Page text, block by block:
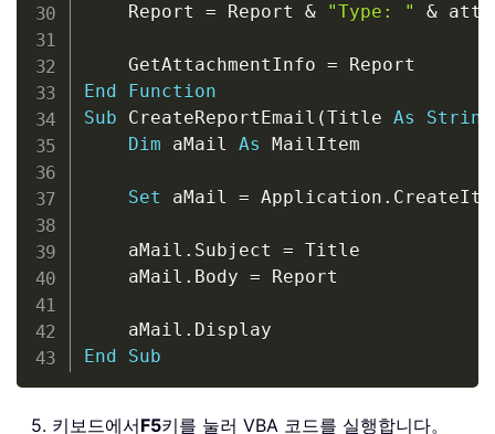
    Report
= Report & "Type: " &
    GetAttachmentInfo
=
End
Function
Sub CreateReportEmail (Title As String
Dim aMail As MailItem
Set aMail = Application .
    aMail
. Subject = Title
    aMail
. Body = Report
    aMail
.
End
Sub
5. 키보드에서F5키를 눌러 VBA 코드를 실행합니다。